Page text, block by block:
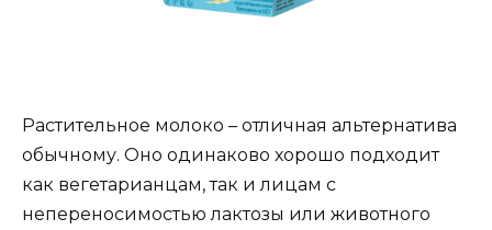
Растительное молоко – отличная альтернатива
обычному. Оно одинаково хорошо подходит
как вегетарианцам, так и лицам с
непереносимостью лактозы или животного